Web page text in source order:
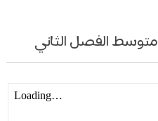
الفصل الثاني